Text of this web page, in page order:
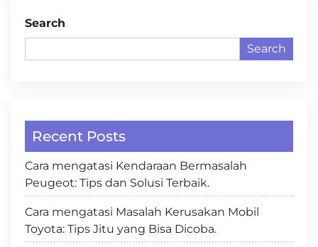
Search
Search
Recent Posts
Cara mengatasi Kendaraan Bermasalah
Peugeot: Tips dan Solusi Terbaik.
Cara mengatasi Masalah Kerusakan Mobil
Toyota: Tips Jitu yang Bisa Dicoba.